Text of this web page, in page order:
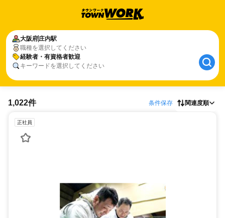
大阪府庄内駅
職種を選択してください
経験者・有資格者歓迎
キーワードを選択してください
1,022件 条件保存 関連度順
正社員